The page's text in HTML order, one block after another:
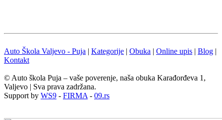
Auto Škola Valjevo - Puja | Kategorije | Obuka | Online upis | Blog |
Kontakt
© Auto škola Puja – vaše poverenje, naša obuka Karađorđeva 1,
Valjevo | Sva prava zadržana.
Support by WS9 - FIRMA - 09.rs